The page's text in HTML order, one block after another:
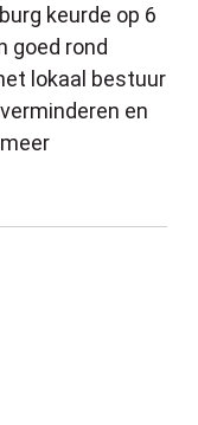
keurde op 6
goed rond
lokaal bestuur
en